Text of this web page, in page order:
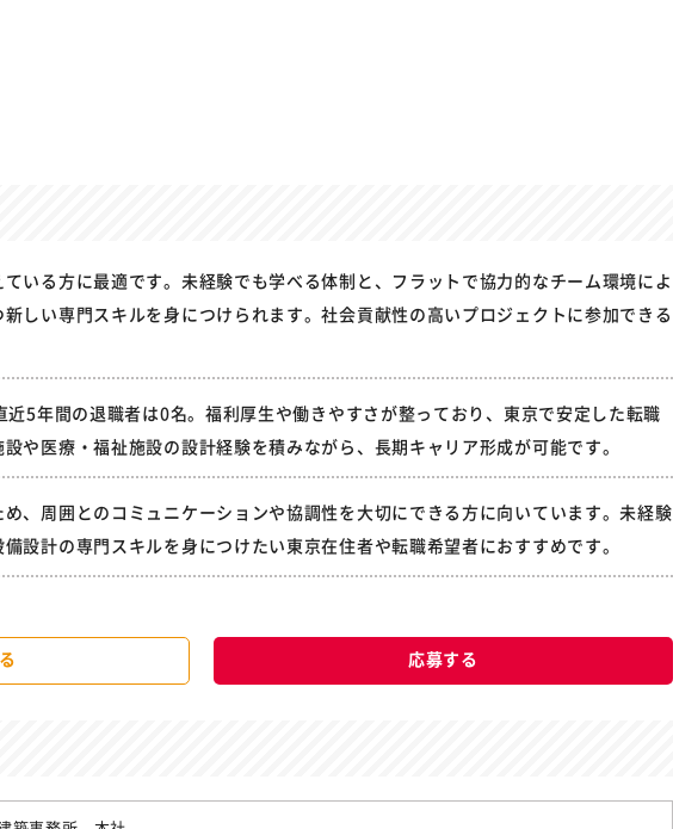
いる方に最適です。未経験でも学べる体制と、フラットで協力的なチーム環境によ
しい専門スキルを身につけられます。社会貢献性の高いプロジェクトに参加できる
5年間の退職者は0名。福利厚生や働きやすさが整っており、東京で安定した転職
や医療・福祉施設の設計経験を積みながら、長期キャリア形成が可能です。
、周囲とのコミュニケーションや協調性を大切にできる方に向いています。未経験
設計の専門スキルを身につけたい東京在住者や転職希望者におすすめです。